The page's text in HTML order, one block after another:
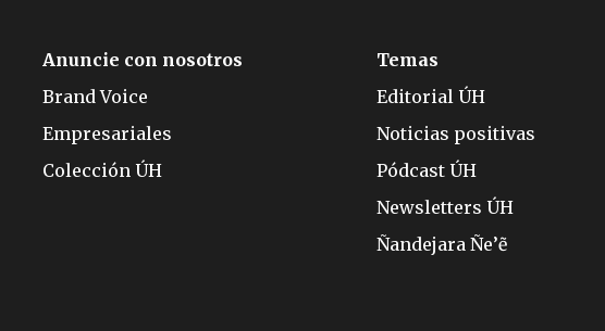
Anuncie con nosotros
Brand Voice
Empresariales
Colección ÚH
Temas
Editorial ÚH
Noticias positivas
Pódcast ÚH
Newsletters ÚH
Ñandejara Ñe’ẽ